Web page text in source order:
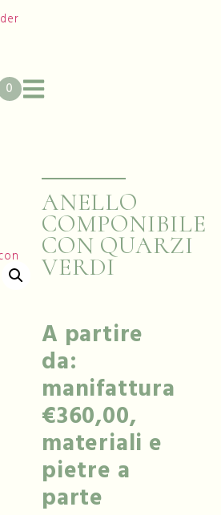
0
ANELLO
COMPONIBILE
CON QUARZI
VERDI
A partire
da:
manifattura
€360,00,
materiali e
pietre a
parte